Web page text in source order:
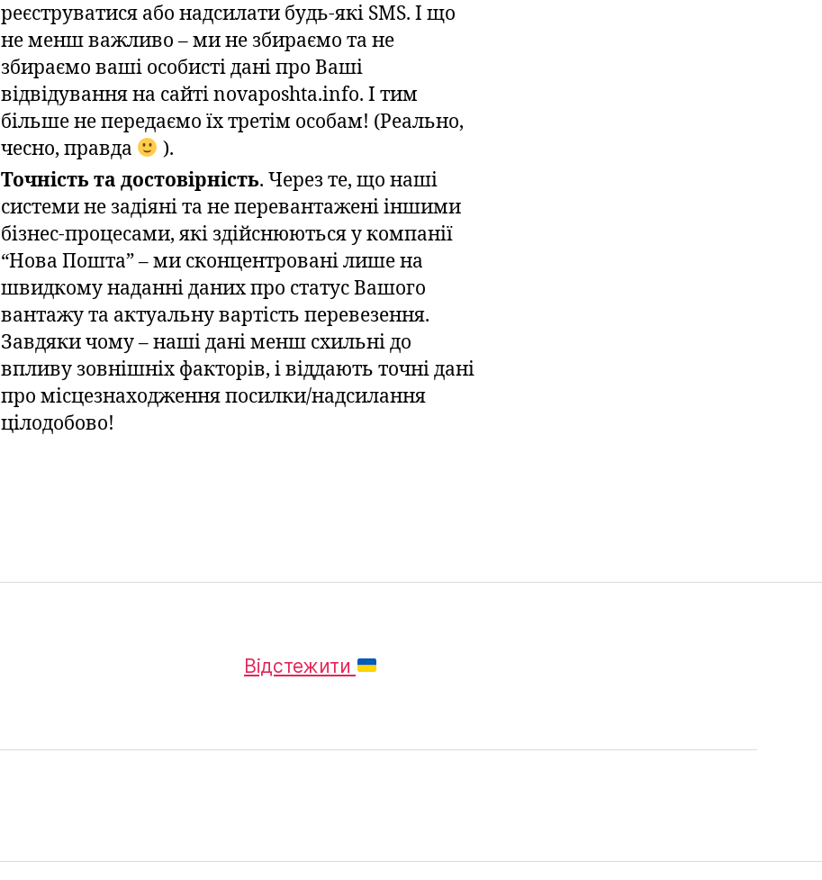
реєструватися або надсилати будь-які SMS. І що
не менш важливо – ми не збираємо та не
збираємо ваші особисті дані про Ваші
відвідування на сайті novaposhta.info. І тим
більше не передаємо їх третім особам! (Реально,
чесно, правда
).
Точність та достовірність. Через те, що наші
системи не задіяні та не перевантажені іншими
бізнес-процесами, які здійснюються у компанії
“Нова Пошта” – ми сконцентровані лише на
швидкому наданні даних про статус Вашого
вантажу та актуальну вартість перевезення.
Завдяки чому – наші дані менш схильні до
впливу зовнішніх факторів, і віддають точні дані
про місцезнаходження посилки/надсилання
цілодобово!
Відстежити